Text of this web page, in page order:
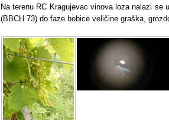
Na terenu RC Kragujevac vinova loza nalazi se
(BBCH 73) do faze bobice veličine graška,